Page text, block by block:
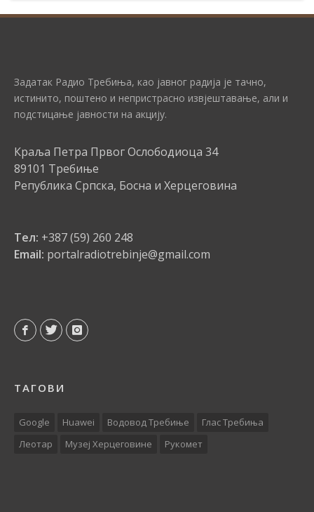
Задатак Радио Требиња, као јавног радија је тачно,
истинито, поштено и непристрасно извјештавање, али и
подстицање јавности на акцију.
Краља Петра Првог Ослободиоца 34
89101 Требиње
Република Српска, Босна и Херцеговина
Тел: +387 (59) 260 248
Email: portalradiotrebinje@gmail.com
ТАГОВИ
Google Huawei Водовод Требиње
Глас Требиња
Леотар
Музеј Херцеговине Рукомет